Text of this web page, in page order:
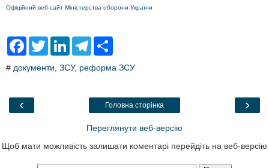
Офіційний веб-сайт Міністерства оборони України
F
e
o
T
t
L
k
T
e
a
r
# документи, ЗСУ, реформа ЗСУ
‹ ›
Головна сторінка
Переглянути веб-версію
Щоб мати можливість залишати коментарі перейдіть на веб-версію